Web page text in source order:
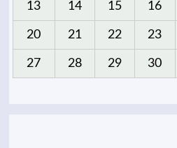
13 14 15 16
20 21 22 23
27 28 29 30